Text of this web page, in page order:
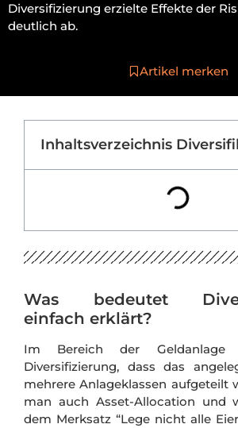
Diversifizierung erzielte Effekte der
deutlich ab.
Artikel merken
Inhaltsverzeichnis
Was bedeutet
einfach erklärt?
Im Bereich der Geldanlage
Diversifizierung, dass das
mehrere Anlageklassen aufgeteilt
man auch Asset-Allocation und
dem Merksatz “Lege nicht alle